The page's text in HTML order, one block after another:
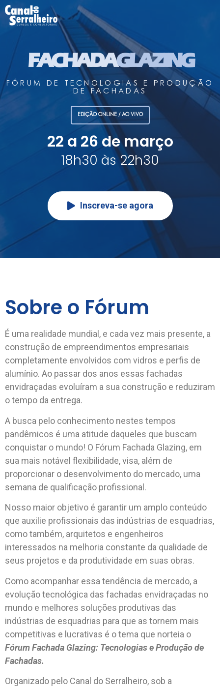
FACHADAGLAZING
FÓRUM DE TECNOLOGIAS E PRODUÇÃO
DE FACHADAS
EDIÇÃO ONLINE / AO VIVO
22 a 26 de março
18h30 às 22h30
Inscreva-se agora
Sobre o Fórum
É uma realidade mundial, e cada vez mais presente, a
construção de empreendimentos empresariais
completamente envolvidos com vidros e perfis de
alumínio. Ao passar dos anos essas fachadas
envidraçadas evoluíram a sua construção e reduziram
o tempo da entrega.
A busca pelo conhecimento nestes tempos
pandêmicos é uma atitude daqueles que buscam
conquistar o mundo! O Fórum Fachada Glazing, em
sua mais notável flexibilidade, visa, além de
proporcionar o desenvolvimento do mercado, uma
semana de qualificação profissional.
Nosso maior objetivo é garantir um amplo conteúdo
que auxilie profissionais das indústrias de esquadrias,
como também, arquitetos e engenheiros
interessados na melhoria constante da qualidade de
seus projetos e da produtividade em suas obras.
Como acompanhar essa tendência de mercado, a
evolução tecnológica das fachadas envidraçadas no
mundo e melhores soluções produtivas das
indústrias de esquadrias para que as tornem mais
competitivas e lucrativas é o tema que norteia o
Fórum Fachada Glazing: Tecnologias e Produção de
Fachadas.
Organizado pelo Canal do Serralheiro, sob a